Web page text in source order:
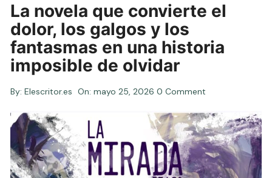
La novela que convierte el
dolor, los galgos y los
fantasmas en una historia
imposible de olvidar
By: Elescritor.es On:mayo 25, 2026 0 Comment